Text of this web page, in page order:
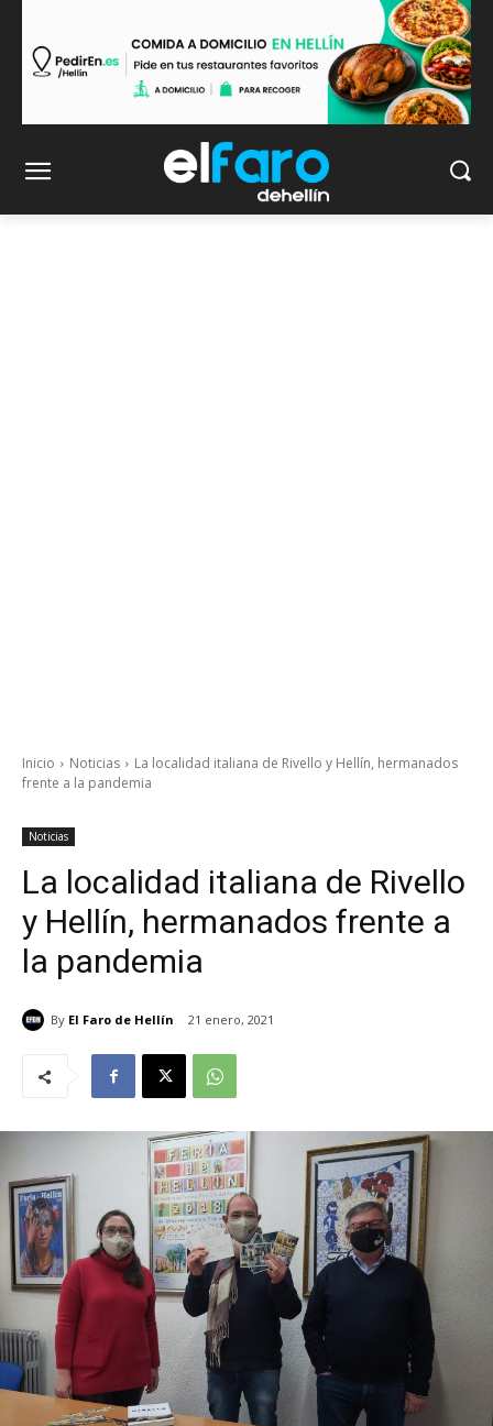
Inicio Noticias
La localidad italiana de Rivello y Hellín, hermanados
frente a la pandemia
Noticias
La localidad italiana de Rivello
y Hellín, hermanados frente a
la pandemia
By El Faro de Hellín 21 enero, 2021